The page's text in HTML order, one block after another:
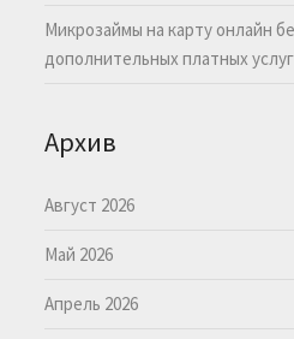
Микрозаймы на карту онлайн
дополнительных платных услуг
Архив
Август 2026
Май 2026
Апрель 2026